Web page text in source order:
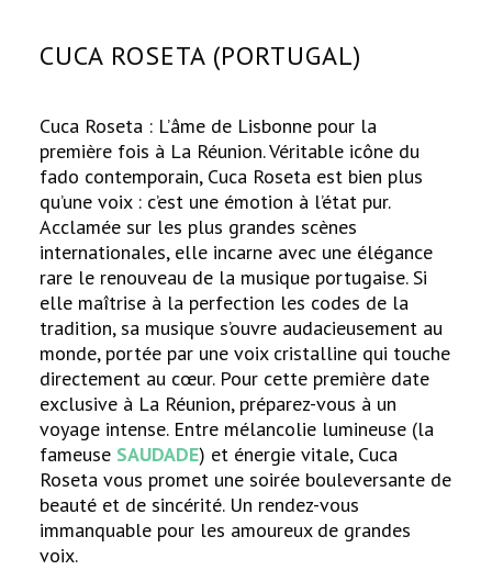
CUCA ROSETA (PORTUGAL)
Cuca Roseta : L’âme de Lisbonne pour la
première fois à La Réunion. Véritable icône du
fado contemporain, Cuca Roseta est bien plus
qu’une voix : c’est une émotion à l’état pur.
Acclamée sur les plus grandes scènes
internationales, elle incarne avec une élégance
rare le renouveau de la musique portugaise. Si
elle maîtrise à la perfection les codes de la
tradition, sa musique s’ouvre audacieusement au
monde, portée par une voix cristalline qui touche
directement au cœur. Pour cette première date
exclusive à La Réunion, préparez-vous à un
voyage intense. Entre mélancolie lumineuse (la
fameuse SAUDADE) et énergie vitale, Cuca
Roseta vous promet une soirée bouleversante de
beauté et de sincérité. Un rendez-vous
immanquable pour les amoureux de grandes
voix.